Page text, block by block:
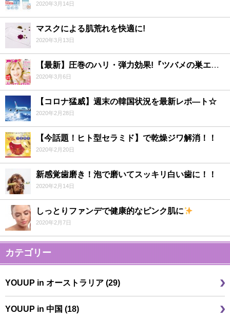
2020年3月14日
マスクによる肌荒れを快適に!
2020年3月13日
【最新】圧巻のハリ・弾力効果!『ツバメの巣エキス』で劇的若返り！？
2020年3月6日
【コロナ猛威】週末の韓国状況を最新レポ―ト☆
2020年2月28日
【今話題！ヒト型セラミド】で乾燥ジワ解消！！
2020年2月20日
新感覚歯磨き！泡で磨いてスッキリ白い歯に！！
2020年2月14日
しっとりファンデで健康的なピンク肌に
2020年2月7日
カテゴリー
YOUUP in オーストラリア (29)
YOUUP in 中国 (18)